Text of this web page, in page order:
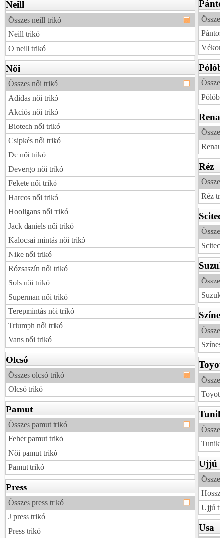
Neill
Összes neill trikó
Neill trikó
O neill trikó
Női
Összes női trikó
Adidas női trikó
Akciós női trikó
Biotech női trikó
Csipkés női trikó
Dc női trikó
Devergo női trikó
Fekete női trikó
Harcos női trikó
Hooligans női trikó
Jack daniels női trikó
Kalocsai mintás női trikó
Nike női trikó
Rózsaszín női trikó
Sols női trikó
Superman női trikó
Terepmintás női trikó
Triumph női trikó
Vans női trikó
Olcsó
Összes olcsó trikó
Olcsó trikó
Pamut
Összes pamut trikó
Fehér pamut trikó
Női pamut trikó
Pamut trikó
Press
Összes press trikó
J press trikó
Press trikó
Réz
Réz
Ujjú
Ujjú
Usa